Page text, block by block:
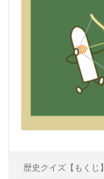
歴史クイズ【もくじ】